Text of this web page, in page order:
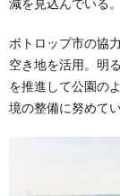
ボトロップ市の協
空き地を活用。明
を推進して公園の
境の整備に努めてい